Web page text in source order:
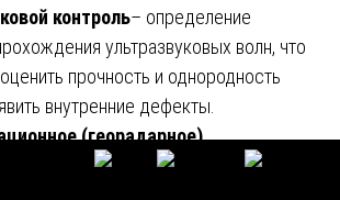
контроль– определение
ультразвуковых волн, что
прочность и однородность
внутренние дефекты.
(георадарное)
– обнаружение скрытых пустот,